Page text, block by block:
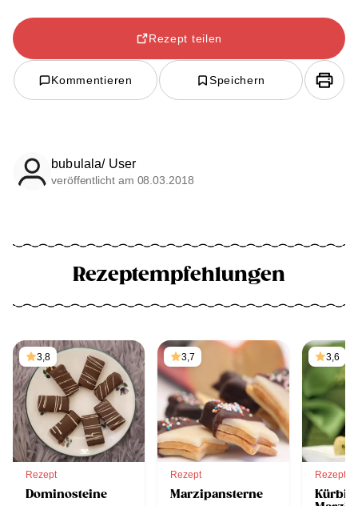
Rezept teilen
Kommentieren Speichern
bubulala/ User
veröffentlicht am 08.03.2018
Rezeptempfehlungen
3,8
Rezept
Dominosteine
3,7
Rezept
Marzipansterne
3,6
Rezept